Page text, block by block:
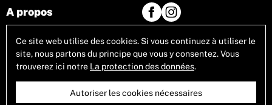
A propos
Contact
Tous les articles
Ce site web utilise des cookies. Si vous continuez à utiliser le
site, nous partons du principe que vous y consentez. Vous
trouverez ici notre La protection des données.
Autoriser les cookies nécessaires